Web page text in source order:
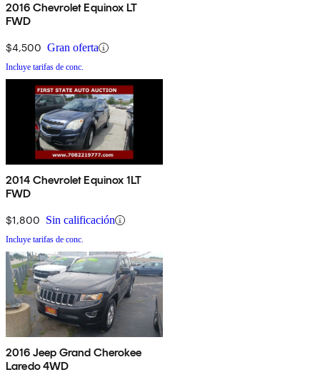
2016 Chevrolet Equinox LT
FWD
$4,500 Gran oferta
Incluye tarifas de conc.
2014 Chevrolet Equinox 1LT
FWD
$1,800 Sin calificación
Incluye tarifas de conc.
2016 Jeep Grand Cherokee
Laredo 4WD